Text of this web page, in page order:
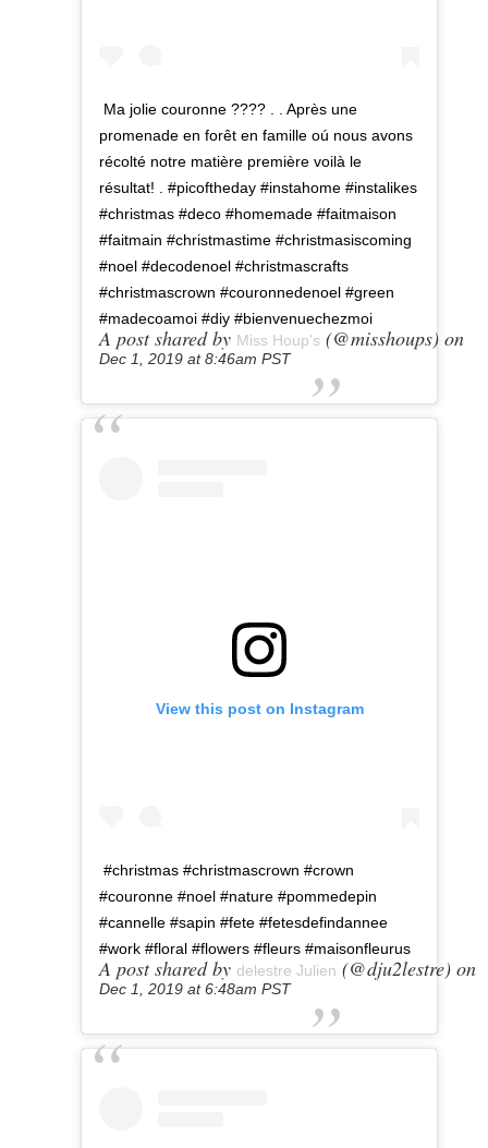
Ma jolie couronne ???? . . Après une
promenade en forêt en famille oú nous avons
récolté notre matière première voilà le
résultat! . #picoftheday #instahome #instalikes
#christmas #deco #homemade #faitmaison
#faitmain #christmastime #christmasiscoming
#noel #decodenoel #christmascrafts
#christmascrown #couronnedenoel #green
#madecoamoi #diy #bienvenuechezmoi
A post shared by Miss Houp's (@misshoups) on
Dec 1, 2019 at 8:46am PST
View this post on Instagram
#christmas #christmascrown #crown
#couronne #noel #nature #pommedepin
#cannelle #sapin #fete #fetesdefindannee
#work #floral #flowers #fleurs #maisonfleurus
A post shared by delestre Julien (@dju2lestre) on
Dec 1, 2019 at 6:48am PST